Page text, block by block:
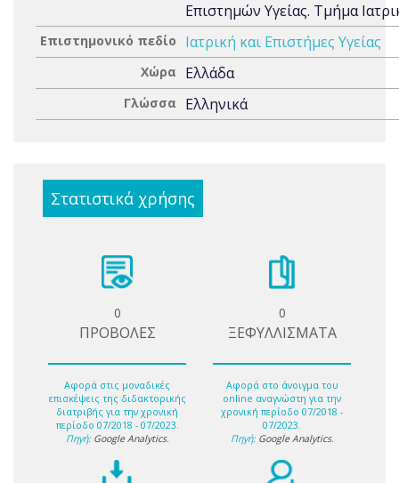
Επιστημών Υγείας. Τμήμα
Επιστημονικό πεδίο Ιατρική και Επιστήμες Υγείας
Χώρα Ελλάδα
Γλώσσα Ελληνικά
Στατιστικά χρήσης
0
ΠΡΟΒΟΛΕΣ
Αφορά στις μοναδικές
επισκέψεις της διδακτορικής
διατριβής για την χρονική
περίοδο 07/2018 - 07/2023.
Πηγή: Google Analytics.
0
ΞΕΦΥΛΛΙΣΜΑΤΑ
Αφορά στο άνοιγμα του
online αναγνώστη για την
χρονική περίοδο 07/2018 -
07/2023.
Πηγή: Google Analytics.